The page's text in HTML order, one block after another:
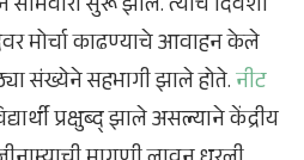
सुरू झाले. त्याच दिवशी
मोर्चा काढण्याचे आवाहन केले
संख्येने सहभागी झाले होते.नीट
प्रक्षुब्द् झाले असल्याने केंद्रीय